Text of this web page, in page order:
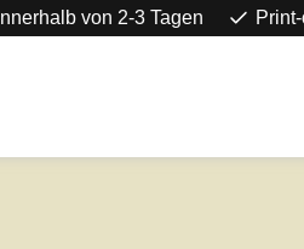
von 2-3 Tagen